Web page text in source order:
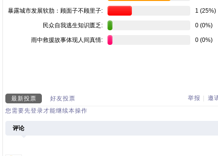
暴露城市发展软肋：顾面子不顾里子: 1 (25%)
民众自我逃生知识匮乏: 0 (0%)
雨中救援故事体现人间真情: 0 (0%)
举报 邀
最新投票
好友投票
您需要先登录才能继续本操作
评论